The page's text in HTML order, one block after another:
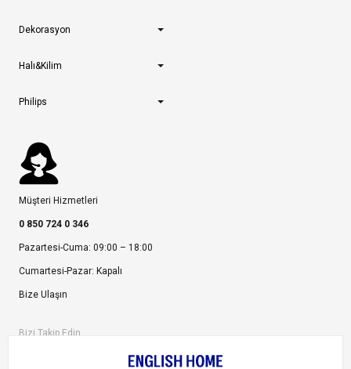
Dekorasyon
Halı&Kilim
Philips
Müşteri Hizmetleri
0 850 724 0 346
Pazartesi-Cuma: 09:00 – 18:00
Cumartesi-Pazar: Kapalı
Bize Ulaşın
Bizi Takip Edin